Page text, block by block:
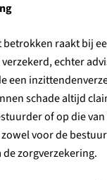
raakt bij
echter
een
schade altijd
of op die
voor de
de zorgverzekering.